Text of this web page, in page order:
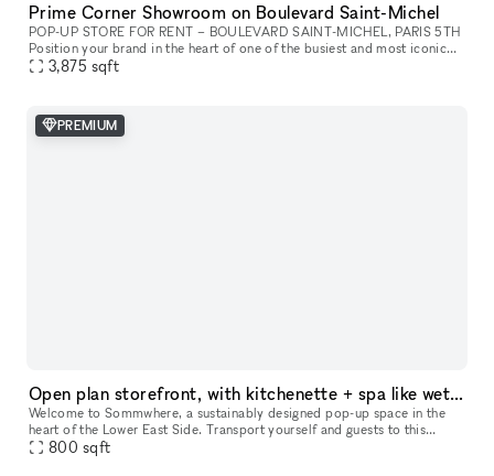
Prime Corner Showroom on Boulevard Saint-Michel
POP-UP STORE FOR RENT – BOULEVARD SAINT-MICHEL, PARIS 5TH
Position your brand in the heart of one of the busiest and most iconic
3,875 sqft
PREMIUM
Open plan storefront, with kitchenette + spa like wetroom. A unique NY showroom.
Welcome to Sommwhere, a sustainably designed pop-up space in the
heart of the Lower East Side. Transport yourself and guests to this
stylish, minimalist space conveniently located on Ludlow between H
800 sqft